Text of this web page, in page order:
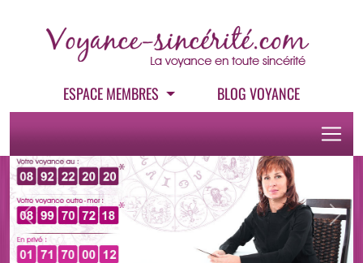
ESPACE MEMBRES BLOG VOYANCE
Previous Next